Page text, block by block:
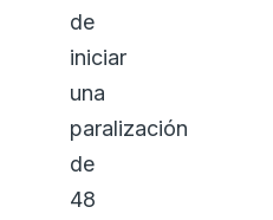
de
iniciar
una
paralización
de
48